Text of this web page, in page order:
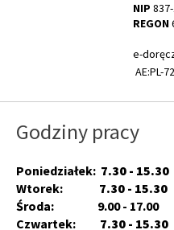
NIP
REGON
e-
AE:PL-
Godziny pracy
Poniedziałek: 7.30 - 15.30
Wtorek: 7.30 - 15.30
Środa: 9.00 - 17.00
Czwartek: 7.30 - 15.30